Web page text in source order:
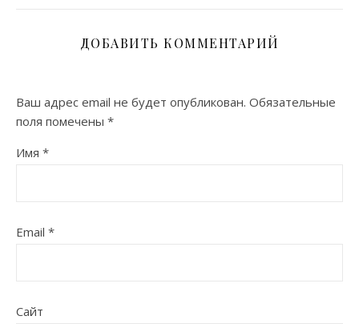
ДОБАВИТЬ КОММЕНТАРИЙ
Ваш адрес email не будет опубликован. Обязательные
поля помечены *
Имя *
Email *
Сайт